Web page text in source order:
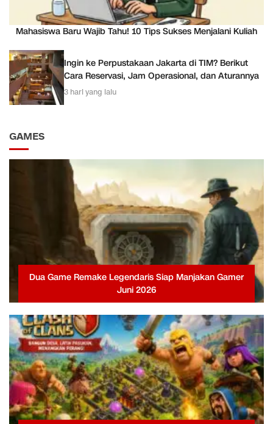
Mahasiswa Baru Wajib Tahu! 10 Tips Sukses Menjalani Kuliah
Ingin ke Perpustakaan Jakarta di TIM? Berikut
Cara Reservasi, Jam Operasional, dan Aturannya
3 hari yang lalu
GAMES
Dua Game Remake Legendaris Siap Manjakan Gamer
Juni 2026